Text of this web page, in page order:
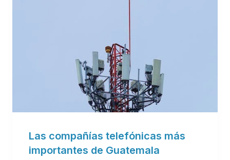
Las compañías telefónicas más
importantes de Guatemala